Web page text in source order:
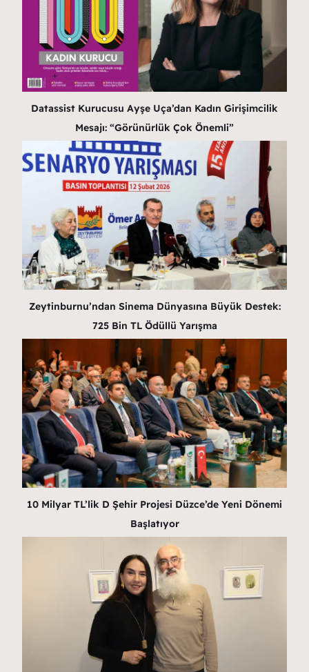
Datassist Kurucusu Ayşe Uça’dan Kadın Girişimcilik
Mesajı: “Görünürlük Çok Önemli”
Zeytinburnu’ndan Sinema Dünyasına Büyük Destek:
725 Bin TL Ödüllü Yarışma
10 Milyar TL’lik D Şehir Projesi Düzce’de Yeni Dönemi
Başlatıyor